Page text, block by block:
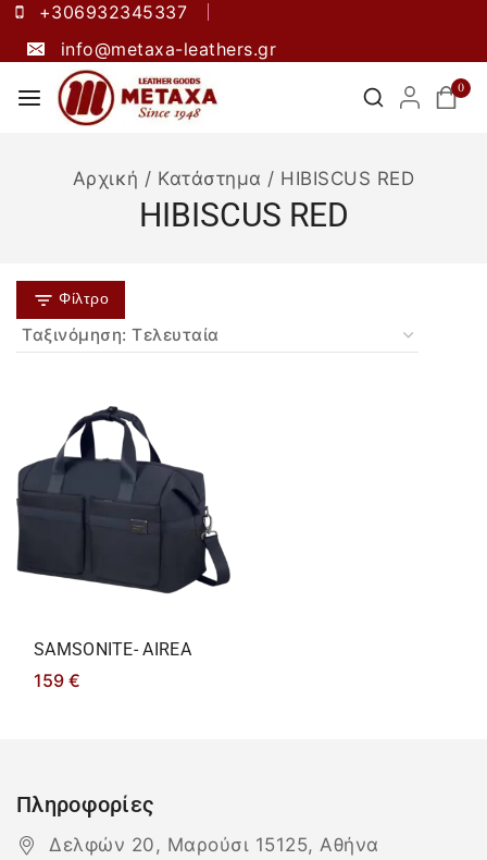
+306932345337
info@metaxa-leathers.gr
0
Αρχική / Κατάστημα / HIBISCUS RED
HIBISCUS RED
Φίλτρο
SAMSONITE- AIREA
159 €
Πληροφορίες
Δελφών 20, Μαρούσι 15125, Αθήνα